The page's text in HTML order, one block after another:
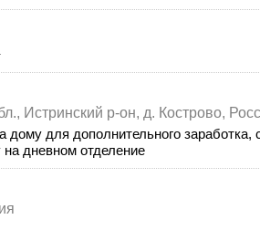
Истринский р-он, д. Кострово,
дому для дополнительного заработка,
на дневном отделение